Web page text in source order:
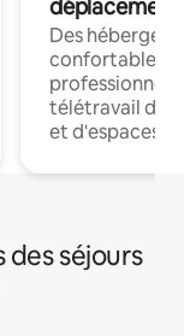
déplacement
Des
confortables
professionnels
télétravail
et d'espaces
séjours